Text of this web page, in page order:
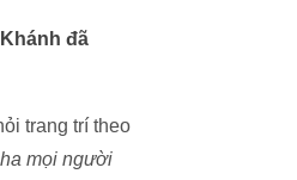
đã
trang trí theo
mọi người